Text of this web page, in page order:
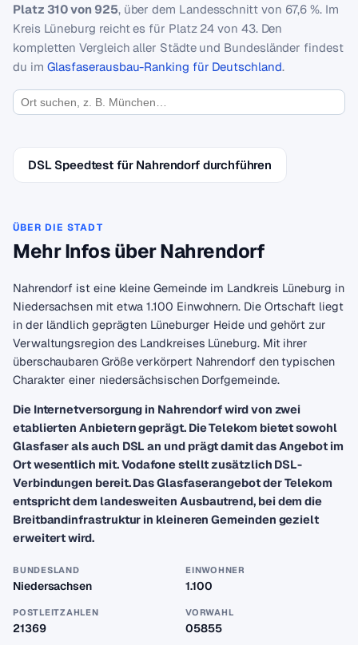
Platz 310 von 925, über dem Landesschnitt von 67,6 %. Im
Kreis Lüneburg reicht es für Platz 24 von 43. Den
kompletten Vergleich aller Städte und Bundesländer findest
du im Glasfaserausbau-Ranking für Deutschland.
DSL Speedtest für Nahrendorf durchführen
ÜBER DIE STADT
Mehr Infos über Nahrendorf
Nahrendorf ist eine kleine Gemeinde im Landkreis Lüneburg in
Niedersachsen mit etwa 1.100 Einwohnern. Die Ortschaft liegt
in der ländlich geprägten Lüneburger Heide und gehört zur
Verwaltungsregion des Landkreises Lüneburg. Mit ihrer
überschaubaren Größe verkörpert Nahrendorf den typischen
Charakter einer niedersächsischen Dorfgemeinde.
Die Internetversorgung in Nahrendorf wird von zwei
etablierten Anbietern geprägt. Die Telekom bietet sowohl
Glasfaser als auch DSL an und prägt damit das Angebot im
Ort wesentlich mit. Vodafone stellt zusätzlich DSL-
Verbindungen bereit. Das Glasfaserangebot der Telekom
entspricht dem landesweiten Ausbautrend, bei dem die
Breitbandinfrastruktur in kleineren Gemeinden gezielt
erweitert wird.
BUNDESLAND
Niedersachsen
EINWOHNER
1.100
POSTLEITZAHLEN
21369
VORWAHL
05855